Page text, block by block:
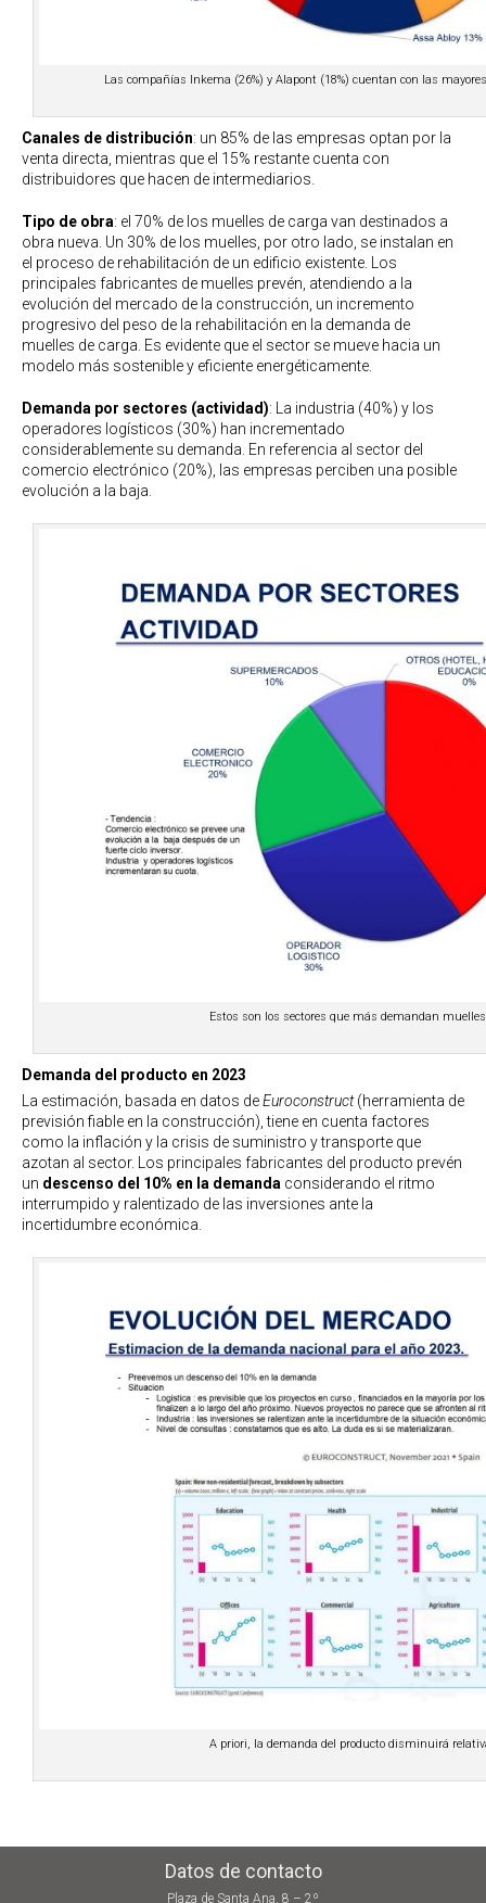
Las compañías Inkema (26%) y Alapont (18%) cuentan con las
Canales de distribución: un 85% de las empresas optan por la
venta directa, mientras que el 15% restante cuenta con
distribuidores que hacen de intermediarios.
Tipo de obra: el 70% de los muelles de carga van destinados a
obra nueva. Un 30% de los muelles, por otro lado, se instalan en
el proceso de rehabilitación de un edificio existente. Los
principales fabricantes de muelles prevén, atendiendo a la
evolución del mercado de la construcción, un incremento
progresivo del peso de la rehabilitación en la demanda de
muelles de carga. Es evidente que el sector se mueve hacia un
modelo más sostenible y eficiente energéticamente.
Demanda por sectores (actividad): La industria (40%) y los
operadores logísticos (30%) han incrementado
considerablemente su demanda. En referencia al sector del
comercio electrónico (20%), las empresas perciben una posible
evolución a la baja.
Estos son los sectores que más demandan
Demanda del producto en 2023
La estimación, basada en datos deEuroconstruct(herramienta de
previsión fiable en la construcción), tiene en cuenta factores
como la inflación y la crisis de suministro y transporte que
azotan al sector. Los principales fabricantes del producto prevén
un descenso del 10% en la demanda considerando el ritmo
interrumpido y ralentizado de las inversiones ante la
incertidumbre económica.
A priori, la demanda del producto disminuirá
Datos de contacto
Plaza de Santa Ana, 8 – 2º